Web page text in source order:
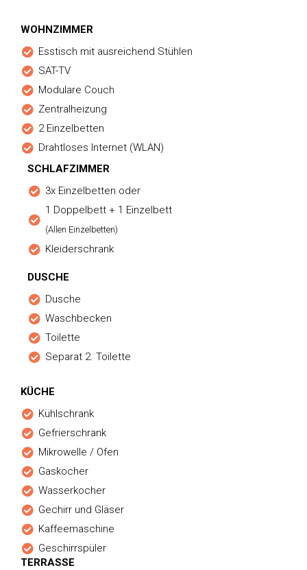
WOHNZIMMER
Esstisch mit ausreichend Stühlen
SAT-TV
Modulare Couch
Zentralheizung
2 Einzelbetten
Drahtloses Internet (WLAN)
SCHLAFZIMMER
3x Einzelbetten oder
1 Doppelbett + 1 Einzelbett
(Allen Einzelbetten)
Kleiderschrank
DUSCHE
Dusche
Waschbecken
Toilette
Separat 2. Toilette
KÜCHE
Kühlschrank
Gefrierschrank
Mikrowelle / Ofen
Gaskocher
Wasserkocher
Gechirr und Gläser
Kaffeemaschine
Geschirrspüler
TERRASSE